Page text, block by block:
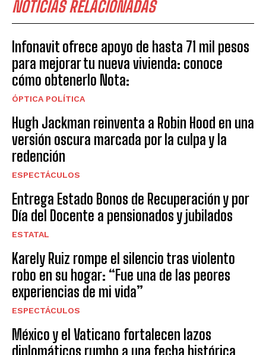
NOTICIAS RELACIONADAS
Infonavit ofrece apoyo de hasta 71 mil pesos
para mejorar tu nueva vivienda: conoce
cómo obtenerlo Nota:
ÓPTICA POLÍTICA
Hugh Jackman reinventa a Robin Hood en una
versión oscura marcada por la culpa y la
redención
ESPECTÁCULOS
Entrega Estado Bonos de Recuperación y por
Día del Docente a pensionados y jubilados
ESTATAL
Karely Ruiz rompe el silencio tras violento
robo en su hogar: “Fue una de las peores
experiencias de mi vida”
ESPECTÁCULOS
México y el Vaticano fortalecen lazos
diplomáticos rumbo a una fecha histórica